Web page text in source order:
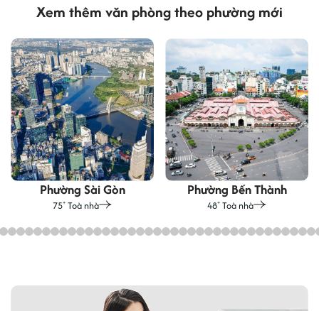
Xem thêm văn phòng theo phường mới
Phường Sài Gòn
75+ Toà nhà
Phường Bến Thành
48+ Toà nhà